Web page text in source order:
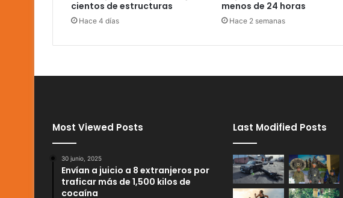
cientos de estructuras
Hace 4 días
menos de 24 horas
Hace 2 semanas
Most Viewed Posts
30 junio, 2025
Envían a juicio a 8 extranjeros por
traficar más de 1,500 kilos de
cocaína
Last Modified Posts